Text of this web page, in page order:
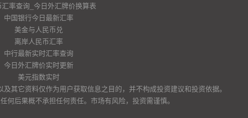
汇率查询_今日外汇牌价换算表
中国银行今日最新汇率
美金与人民币兑
离岸人民币汇率
中行最新实时汇率查询
今日外汇牌价实时更新
美元指数实时
其它资料仅作为用户获取信息之目的，并不构成投资建议和投资依据。
何后果概不承担任何责任。市场有风险，投资需谨慎。